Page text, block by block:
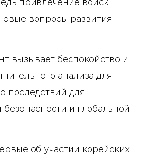
привлечение войск
вопросы развития
вызывает беспокойство и
анализа для
последствий для
безопасности и глобальной
об участии корейских